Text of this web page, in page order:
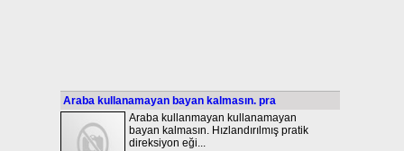
Araba kullanamayan bayan kalmasın. pra
Araba kullanmayan kullanamayan
bayan kalmasın. Hızlandırılmış pratik
direksiyon eği...